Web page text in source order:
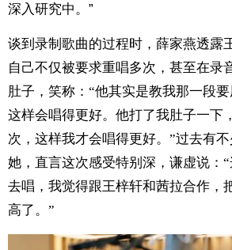
深入研究中。”
谈到录制歌曲的过程时，薛家燕透露
自己不仅被要求重唱多次，甚至在录
肚子，笑称：“他其实是教我那一段
这样会唱得更好。他打了我肚子一下
次，这样我才会唱得更好。”过去有
她，直言这次感受特别深，谦虚说：
去唱，我觉得跟王梓轩和茜拉合作，
高了。”